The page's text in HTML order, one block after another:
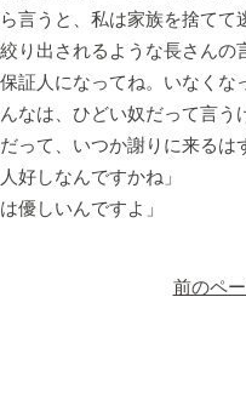
ら言うと、私は家族を捨てて
り出されるような長さんの
保証人になってね。いなく
なは、ひどい奴だって言
って、いつか謝りに来る
好しなんですかね」
優しいんですよ」
前のペ